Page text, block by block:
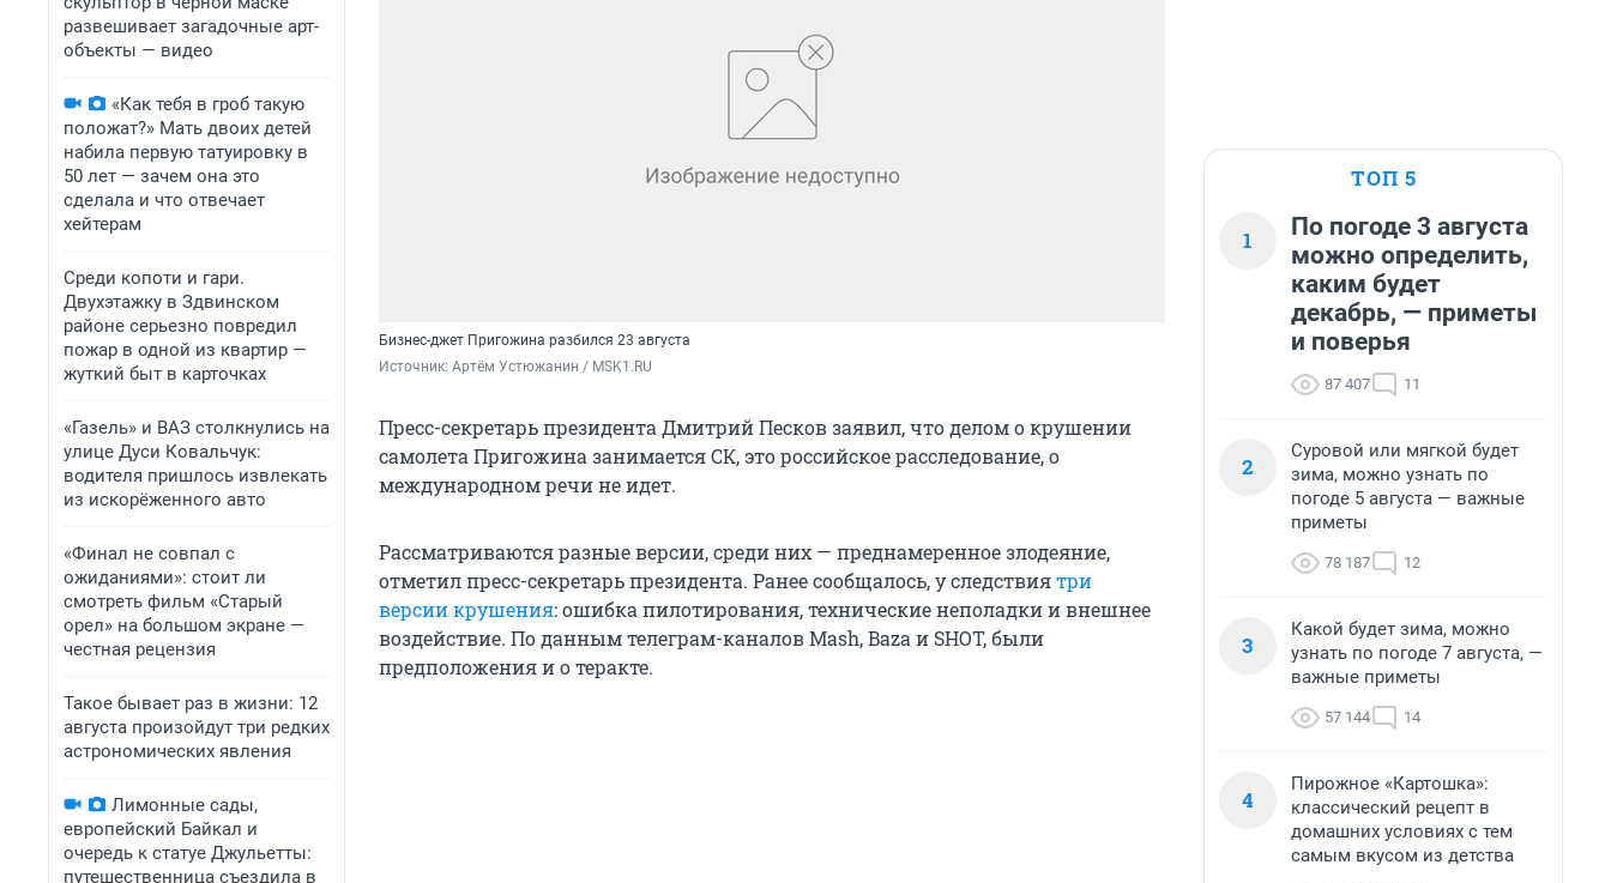
развешивает загадочные арт-
объекты — видео
«Как тебя в гроб такую
положат?» Мать двоих детей
набила первую татуировку в
50 лет — зачем она это
сделала и что отвечает
хейтерам
Среди копоти и гари.
Двухэтажку в Здвинском
районе серьезно повредил
пожар в одной из квартир —
жуткий быт в карточках
«Газель» и ВАЗ столкнулись на
улице Дуси Ковальчук:
водителя пришлось извлекать
из искорёженного авто
«Финал не совпал с
ожиданиями»: стоит ли
смотреть фильм «Старый
орел» на большом экране —
честная рецензия
Такое бывает раз в жизни: 12
августа произойдут три редких
астрономических явления
Лимонные сады,
европейский Байкал и
очередь к статуе Джульетты:
путешественница съездила в
Бизнес-джет Пригожина разбился 23 августа
Источник: Артём Устюжанин / MSK1.RU
Пресс-секретарь президента Дмитрий Песков заявил, что делом о крушении
самолета Пригожина занимается СК, это российское расследование, о
международном речи не идет.
Рассматриваются разные версии, среди них — преднамеренное злодеяние,
отметил пресс-секретарь президента. Ранее сообщалось, у следствиятри
версии крушения: ошибка пилотирования, технические неполадки и внешнее
воздействие. По данным телеграм-каналов Mash, Baza и SHOT, были
предположения и о теракте.
ТОП 5
1
По погоде 3 августа
можно определить,
каким будет
декабрь, — приметы
и поверья
87 407 11
2
Суровой или мягкой будет
зима, можно узнать по
погоде 5 августа — важные
приметы
78 187 12
3
Какой будет зима, можно
узнать по погоде 7 августа, —
важные приметы
57 144 14
4
Пирожное «Картошка»:
классический рецепт в
домашних условиях с тем
самым вкусом из детства